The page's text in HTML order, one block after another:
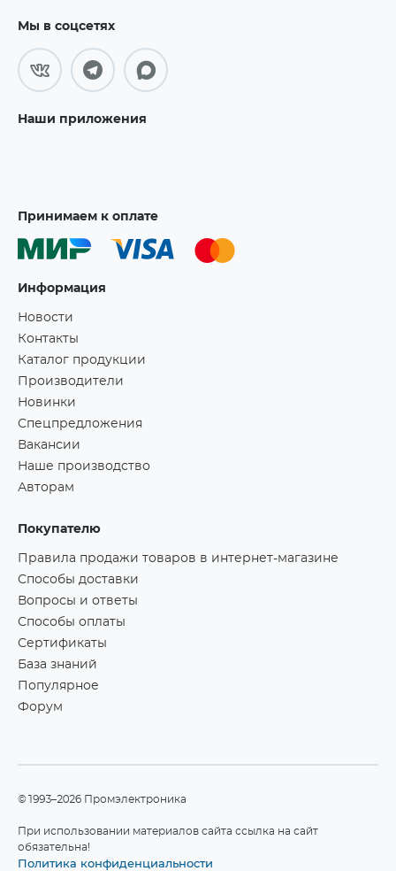
Мы в соцсетях
Наши приложения
Принимаем к оплате
Информация
Новости
Контакты
Каталог продукции
Производители
Новинки
Спецпредложения
Вакансии
Наше производство
Авторам
Покупателю
Правила продажи товаров в интернет-магазине
Способы доставки
Вопросы и ответы
Способы оплаты
Сертификаты
База знаний
Популярное
Форум
©1993–2026 Промэлектроника
При использовании материалов сайта ссылка на сайт
обязательна!
Политика конфиденциальности